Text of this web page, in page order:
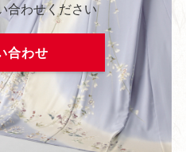
合わせください
合わせ